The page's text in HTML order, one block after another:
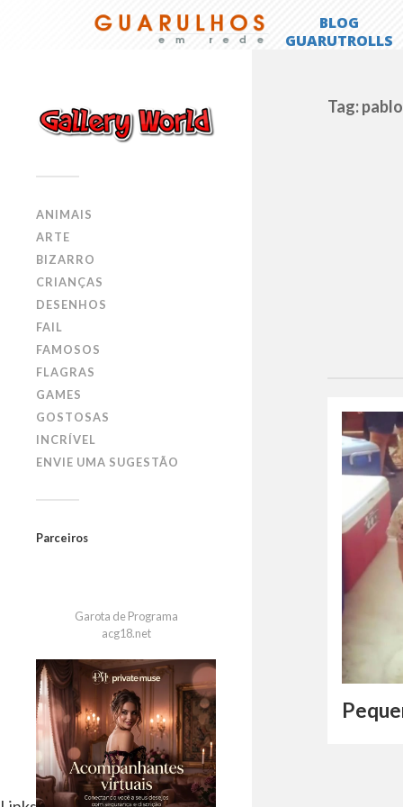
ANIMAIS
ARTE
BIZARRO
CRIANÇAS
DESENHOS
FAIL
FAMOSOS
FLAGRAS
GAMES
GOSTOSAS
INCRÍVEL
ENVIE UMA SUGESTÃO
Parceiros
Garota de Programa
acg18.net
Tag: